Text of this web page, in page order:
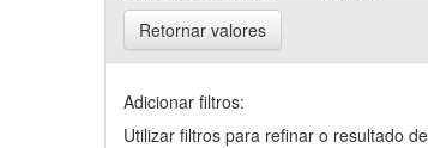
Retornar valores
Adicionar filtros:
Utilizar filtros para refinar o resultado